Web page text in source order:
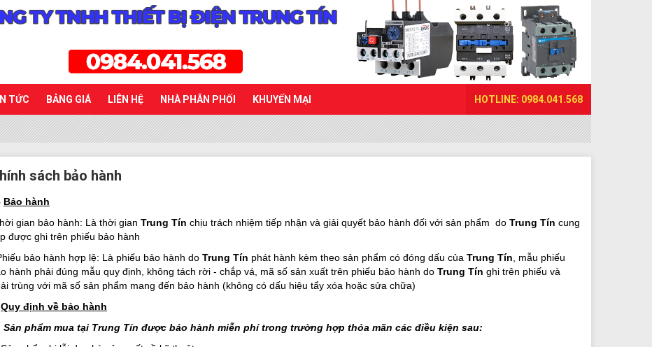
TỨC BẢNG GIÁ LIÊN HỆ NHÀ PHÂN PHỐI KHUYẾN MẠI HOTLINE: 0984.041.568
sách bảo hành
Bảo hành
gian bảo hành: Là thời gian Trung Tín chịu trách nhiệm tiếp nhận và giải quyết bảo hành đối với sản phẩm do Trung Tín cung
được ghi trên phiếu bảo hành
bảo hành hợp lệ: Là phiếu bảo hành do Trung Tín phát hành kèm theo sản phẩm có đóng dấu của Trung Tín , mẫu phiếu
hành phải đúng mẫu quy định, không tách rời - chắp vá, mã số sản xuất trên phiếu bảo hành do Trung Tín ghi trên phiếu và
trùng với mã số sản phẩm mang đến bảo hành (không có dấu hiệu tẩy xóa hoặc sửa chữa)
Quy định về bảo hành
Sản phẩm mua tại Trung Tín được bảo hành miễn phí trong trường hợp thỏa mãn các điều kiện sau: